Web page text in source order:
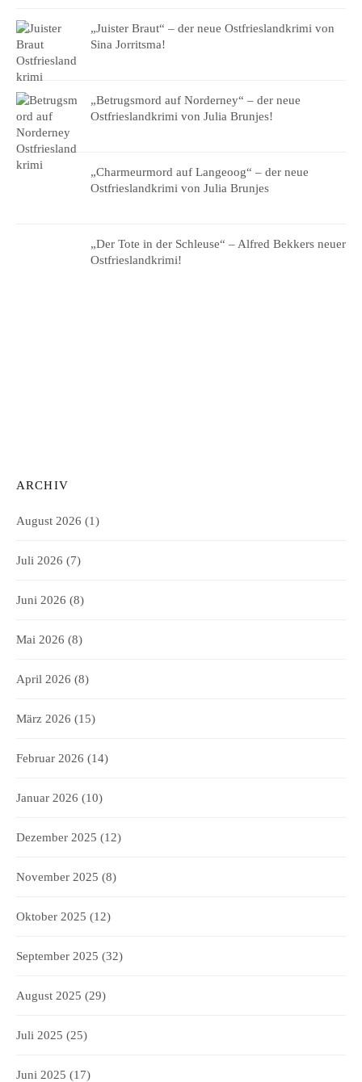
„Juister Braut“ – der neue Ostfrieslandkrimi von
Sina Jorritsma!
„Betrugsmord auf Norderney“ – der neue
Ostfrieslandkrimi von Julia Brunjes!
„Charmeurmord auf Langeoog“ – der neue
Ostfrieslandkrimi von Julia Brunjes
„Der Tote in der Schleuse“ – Alfred Bekkers neuer
Ostfrieslandkrimi!
ARCHIV
August 2026 (1)
Juli 2026 (7)
Juni 2026 (8)
Mai 2026 (8)
April 2026 (8)
März 2026 (15)
Februar 2026 (14)
Januar 2026 (10)
Dezember 2025 (12)
November 2025 (8)
Oktober 2025 (12)
September 2025 (32)
August 2025 (29)
Juli 2025 (25)
Juni 2025 (17)